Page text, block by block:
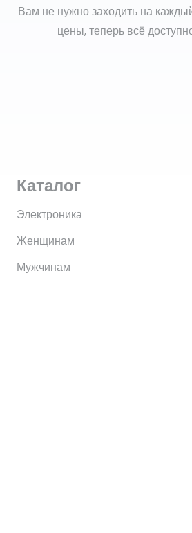
Вам не нужно заходить на
цены, теперь всё
Каталог
Электроника
Женщинам
Мужчинам